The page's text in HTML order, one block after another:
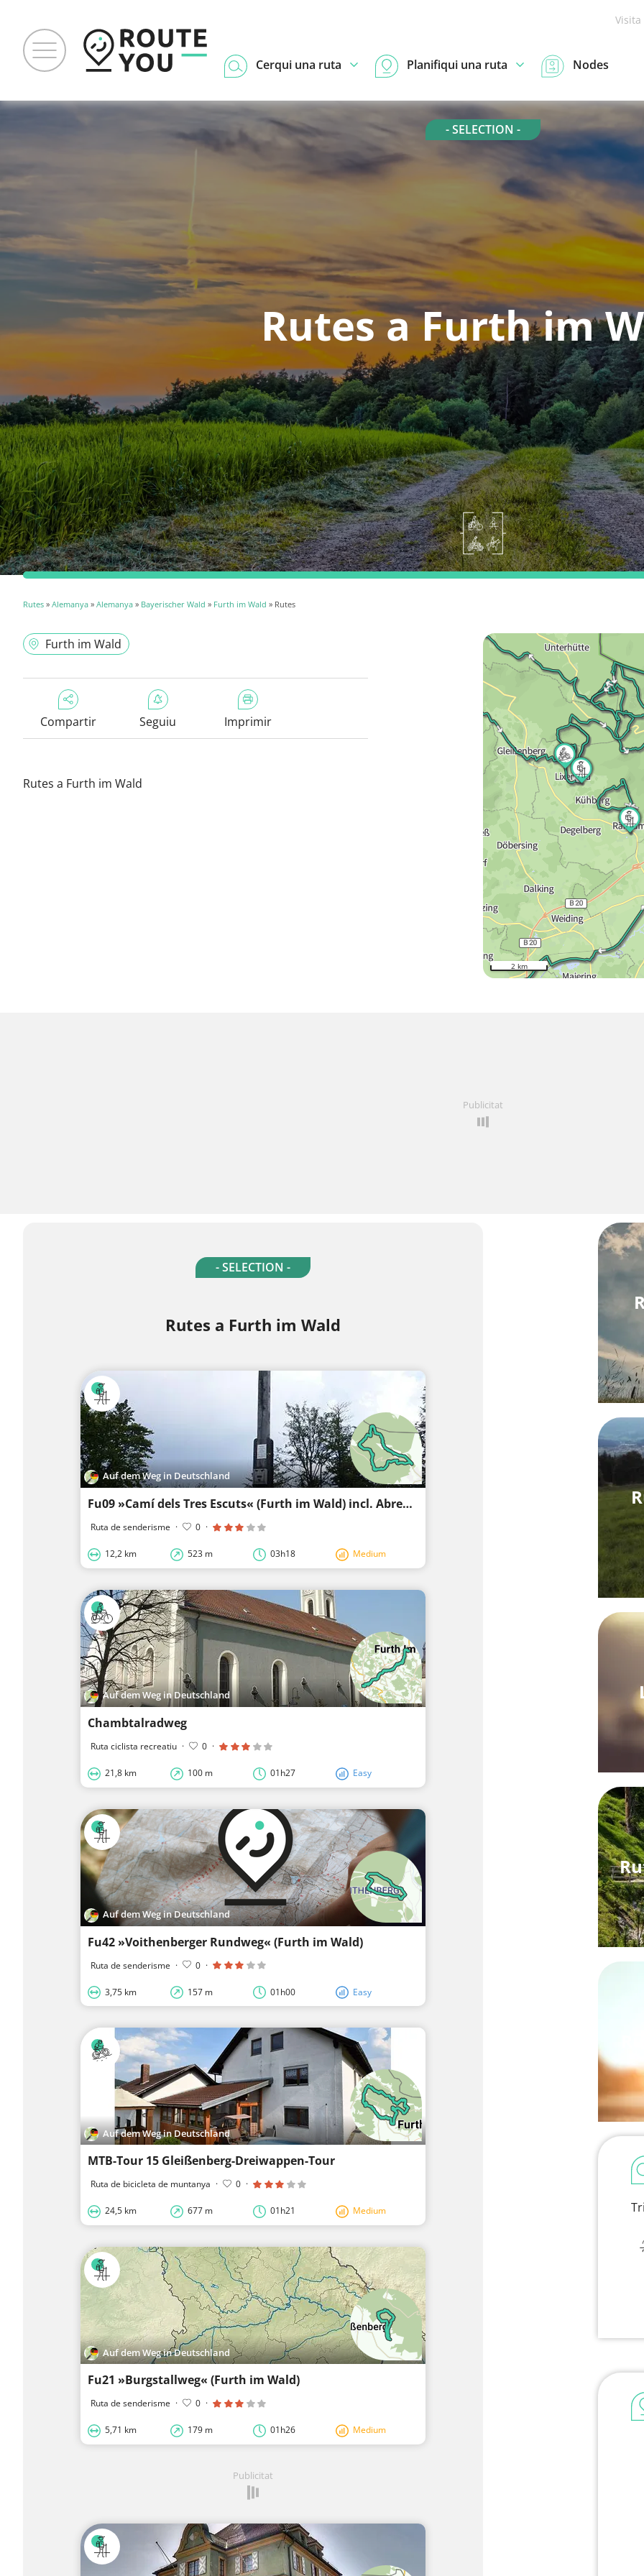
Cerqui una ruta Planifiqui una ruta Nodes
- SELECTION -
Rutes a Furth im
Rutes » Alemanya » Alemanya » Bayerischer Wald » Furth im Wald » Rutes
Furth im Wald
Compartir Seguiu Imprimir
Rutes a Furth im Wald
2 km
Publicitat
- SELECTION -
Rutes a Furth im Wald
Auf dem Weg in Deutschland
Fu09 »Camí dels Tres Escuts« (Furth im Wald) incl. Abreviació
Ruta de senderisme · 0 ·
12,2 km 523 m 03h18 Medium
Auf dem Weg in Deutschland
Chambtalradweg
Ruta ciclista recreatiu · 0 ·
21,8 km 100 m 01h27 Easy
Auf dem Weg in Deutschland
Fu42 »Voithenberger Rundweg« (Furth im Wald)
Ruta de senderisme · 0 ·
3,75 km 157 m 01h00 Easy
Auf dem Weg in Deutschland
MTB-Tour 15 Gleißenberg-Dreiwappen-Tour
Ruta de bicicleta de muntanya · 0 ·
24,5 km 677 m 01h21 Medium
Auf dem Weg in Deutschland
Fu21 »Burgstallweg« (Furth im Wald)
Ruta de senderisme · 0 ·
5,71 km 179 m 01h26 Medium
Publicitat